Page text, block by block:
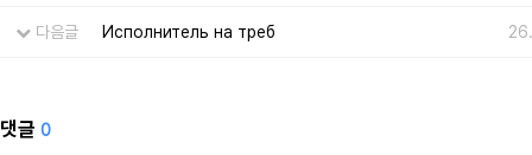
다음글 Исполнитель на треб
댓글 0